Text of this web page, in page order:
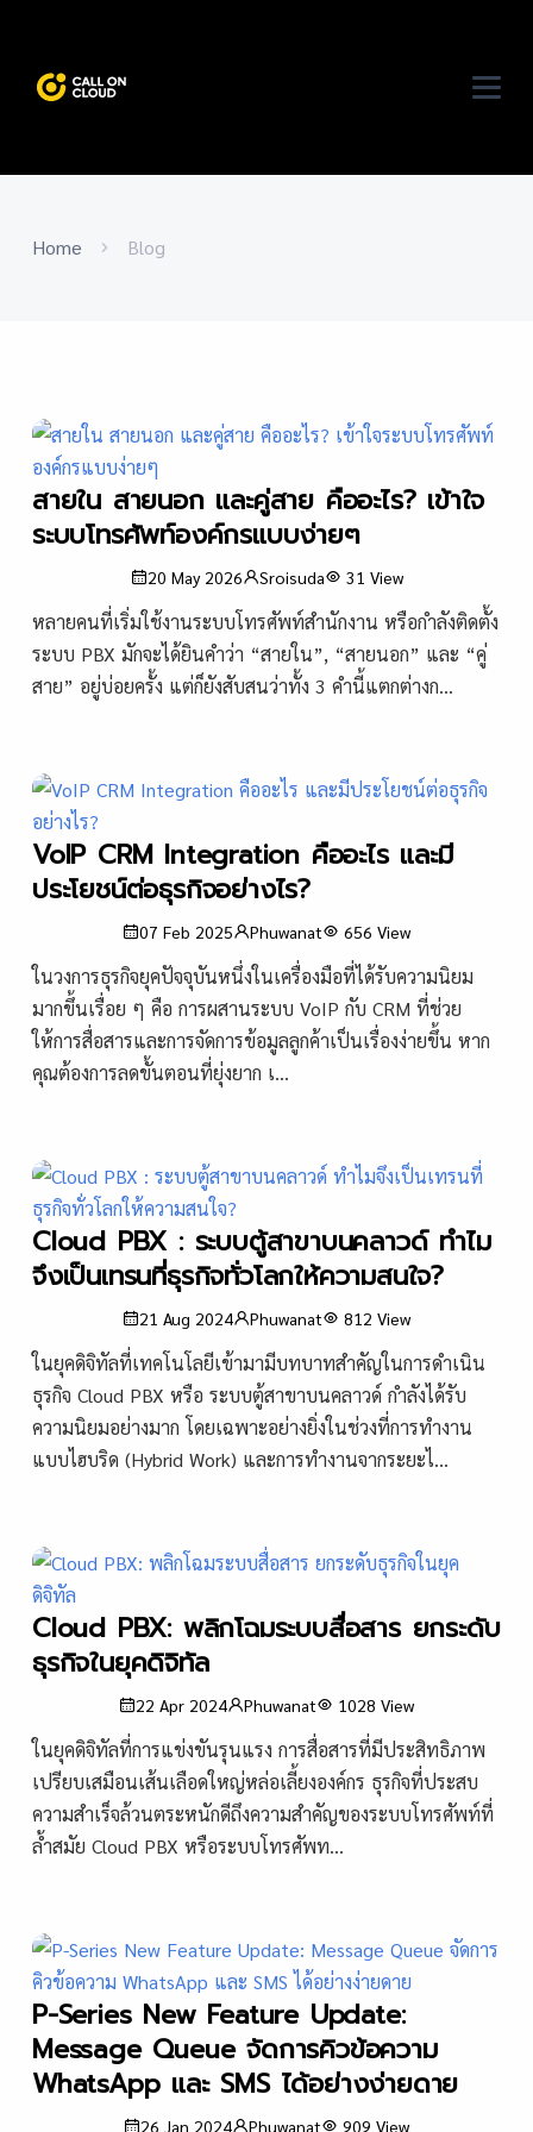
Home Blog
สายใน สายนอก และคู่สาย คืออะไร? เข้าใจ
ระบบโทรศัพท์องค์กรแบบง่ายๆ
20 May 2026 Sroisuda 31 View
หลายคนที่เริ่มใช้งานระบบโทรศัพท์สำนักงาน หรือกำลังติดตั้ง
ระบบ PBX มักจะได้ยินคำว่า “สายใน”, “สายนอก” และ “คู่
สาย” อยู่บ่อยครั้ง แต่ก็ยังสับสนว่าทั้ง 3 คำนี้แตกต่างก...
VoIP CRM Integration คืออะไร และมี
ประโยชน์ต่อธุรกิจอย่างไร?
07 Feb 2025 Phuwanat 656 View
ในวงการธุรกิจยุคปัจจุบันหนึ่งในเครื่องมือที่ได้รับความนิยม
มากขึ้นเรื่อย ๆ คือ การผสานระบบ VoIP กับ CRM ที่ช่วย
ให้การสื่อสารและการจัดการข้อมูลลูกค้าเป็นเรื่องง่ายขึ้น หาก
คุณต้องการลดขั้นตอนที่ยุ่งยาก เ...
Cloud PBX : ระบบตู้สาขาบนคลาวด์ ทำไม
จึงเป็นเทรนที่ธุรกิจทั่วโลกให้ความสนใจ?
21 Aug 2024 Phuwanat 812 View
ในยุคดิจิทัลที่เทคโนโลยีเข้ามามีบทบาทสำคัญในการดำเนิน
ธุรกิจ Cloud PBX หรือ ระบบตู้สาขาบนคลาวด์ กำลังได้รับ
ความนิยมอย่างมาก โดยเฉพาะอย่างยิ่งในช่วงที่การทำงาน
แบบไฮบริด (Hybrid Work) และการทำงานจากระยะไ...
Cloud PBX: พลิกโฉมระบบสื่อสาร ยกระดับ
ธุรกิจในยุคดิจิทัล
22 Apr 2024 Phuwanat 1028 View
ในยุคดิจิทัลที่การแข่งขันรุนแรง การสื่อสารที่มีประสิทธิภาพ
เปรียบเสมือนเส้นเลือดใหญ่หล่อเลี้ยงองค์กร ธุรกิจที่ประสบ
ความสำเร็จล้วนตระหนักดีถึงความสำคัญของระบบโทรศัพท์ที่
ล้ำสมัย Cloud PBX หรือระบบโทรศัพท...
P-Series New Feature Update:
Message Queue จัดการคิวข้อความ
WhatsApp และ SMS ได้อย่างง่ายดาย
26 Jan 2024 Phuwanat 909 View